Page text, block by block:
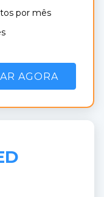
por mês
AGORA